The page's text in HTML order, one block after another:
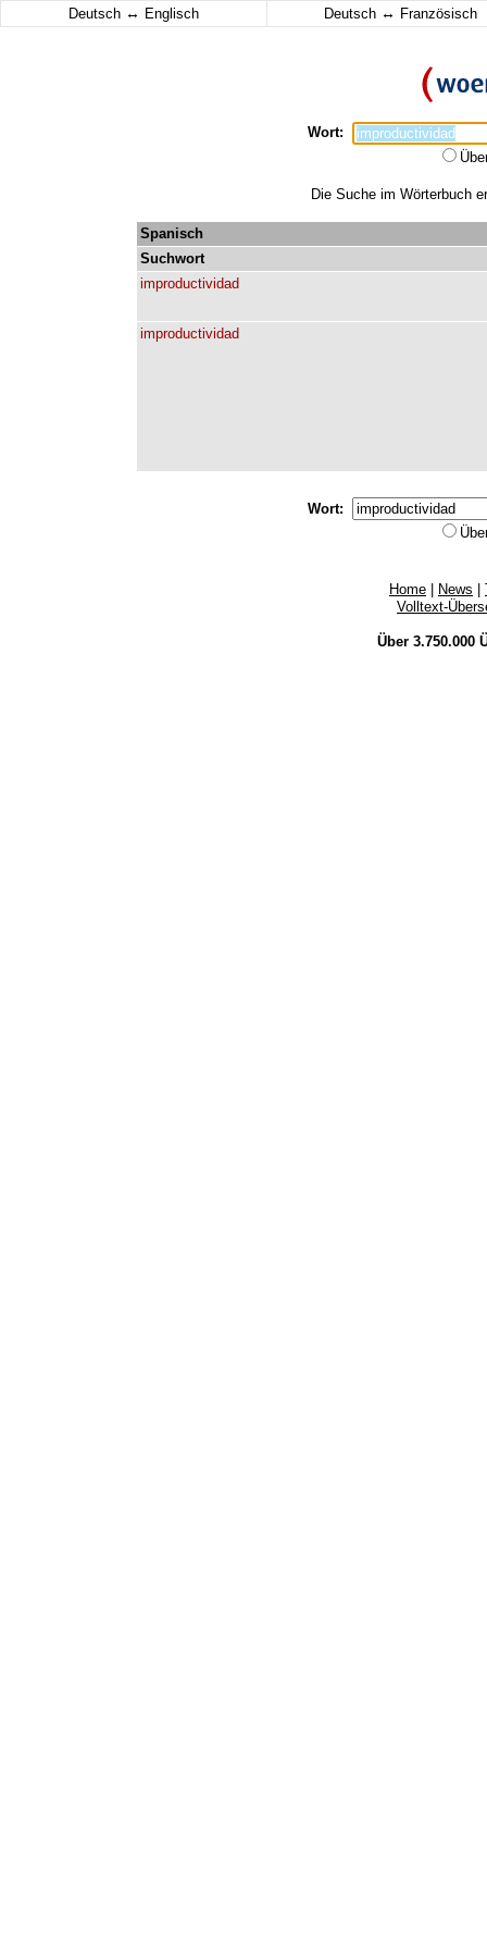
Deutsch ↔ Englisch Deutsch ↔ Französisch
Wort:
Die Suche im Wörterbuch
Spanisch
Suchwort
improductividad
improductividad
Wort:
Home News
Volltext-
Über 3.750.000